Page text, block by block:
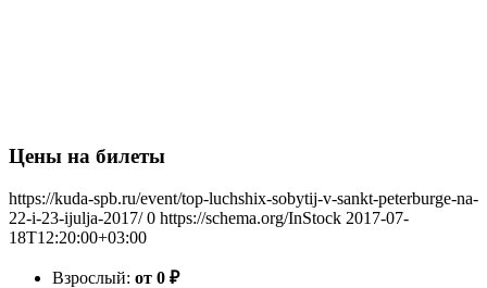
Цены на билеты
https://kuda-spb.ru/event/top-luchshix-sobytij-v-sankt-peterburge-na-
22-i-23-ijulja-2017/ 0 https://schema.org/InStock 2017-07-
18T12:20:00+03:00
Взрослый: от 0 ₽